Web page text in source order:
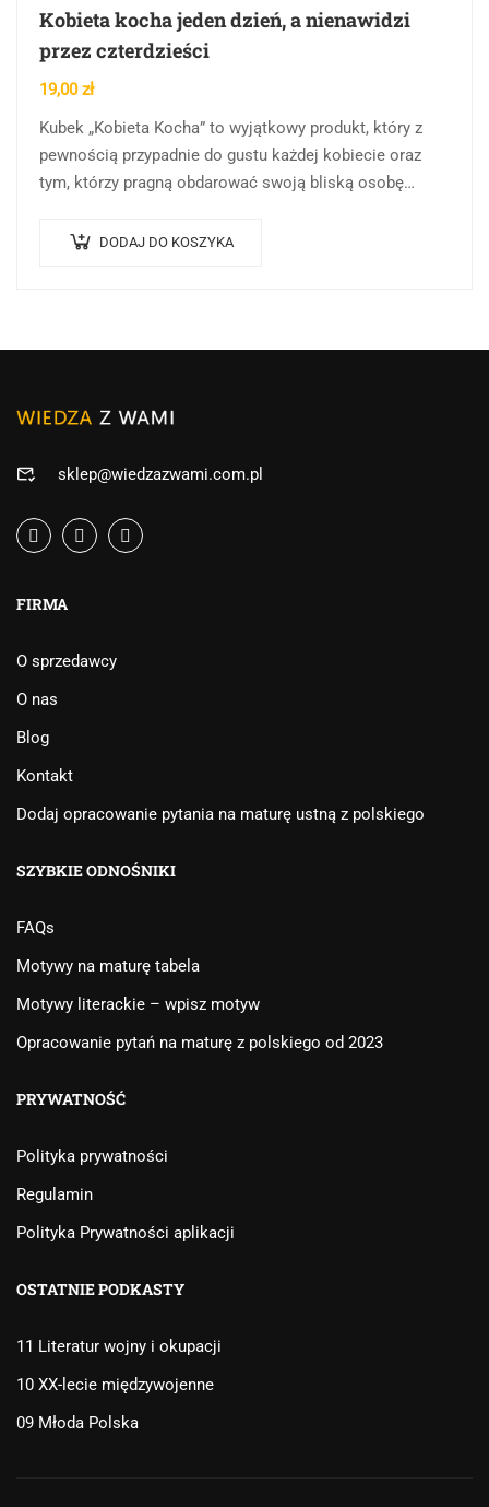
Kobieta kocha jeden dzień, a nienawidzi
przez czterdzieści
19,00zł
Kubek „Kobieta Kocha” to wyjątkowy produkt, który z
pewnością przypadnie do gustu każdej kobiecie oraz
tym, którzy pragną obdarować swoją bliską osobę
humorystyczny…
DODAJ DO KOSZYKA
sklep@wiedzazwami.com.pl
FIRMA
O sprzedawcy
O nas
Blog
Kontakt
Dodaj opracowanie pytania na maturę ustną z polskiego
SZYBKIE ODNOŚNIKI
FAQs
Motywy na maturę tabela
Motywy literackie – wpisz motyw
Opracowanie pytań na maturę z polskiego od 2023
PRYWATNOŚĆ
Polityka prywatności
Regulamin
Polityka Prywatności aplikacji
OSTATNIE PODKASTY
11 Literatur wojny i okupacji
10 XX-lecie międzywojenne
09 Młoda Polska